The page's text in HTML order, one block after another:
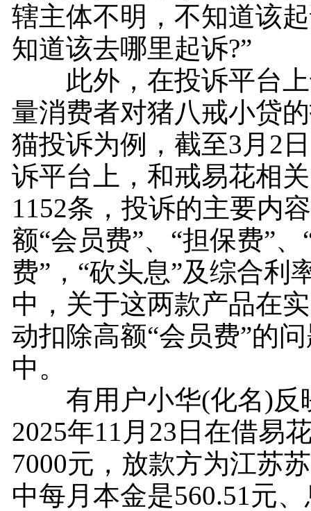
辖主体不明，不知道该
知道该去哪里起诉?”
此外，在投诉平台上
量消费者对猪八戒小贷
猫投诉为例，截至3月2
诉平台上，和戒易花相
1152条，投诉的主要内
额“会员费”、“担保费”、
费”，“砍头息”及综合利
中，关于这两款产品在
动扣除高额“会员费”的
中。
有用户小华(化名)反
2025年11月23日在借易
7000元，放款方为江苏
中每月本金是560.51元